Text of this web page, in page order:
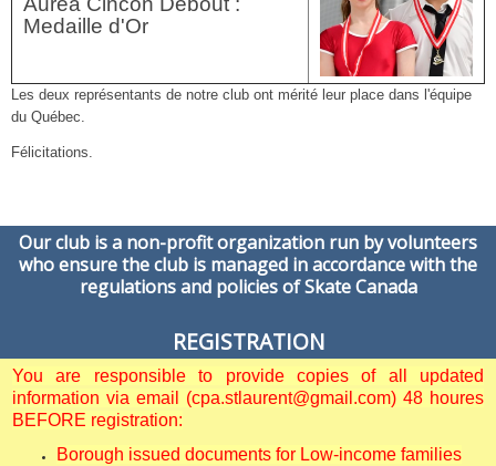
Medaille d'Or
Les deux représentants de notre club ont mérité leur place dans l'équipe
du Québec.
Félicitations.
Our club is a non-profit organization run by volunteers
who ensure the club is managed in accordance with the
regulations and policies of Skate Canada
REGISTRATION
You are responsible to provide copies of all updated
information via email (cpa.stlaurent@gmail.com) 48 houres
BEFORE registration:
Borough issued documents for Low-income families